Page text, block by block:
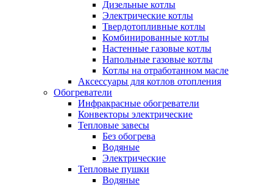
Дизельные котлы
Электрические котлы
Твердотопливные котлы
Комбинированные котлы
Настенные газовые котлы
Напольные газовые котлы
Котлы на отработанном масле
Аксессуары для котлов отопления
Обогреватели
Инфракрасные обогреватели
Конвекторы электрические
Тепловые завесы
Без обогрева
Водяные
Электрические
Тепловые пушки
Водяные